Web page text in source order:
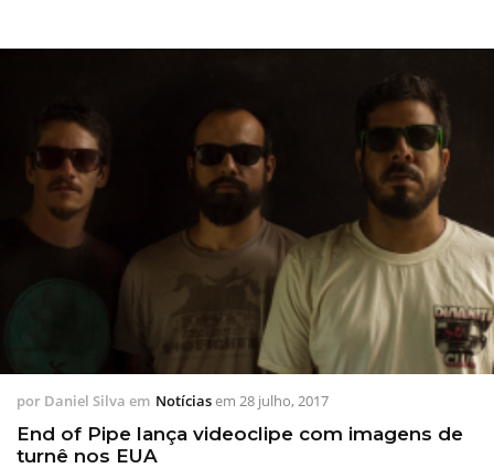
por Daniel Silva em Notíciasem 28 julho, 2017
End of Pipe lança videoclipe com imagens de
turnê nos EUA